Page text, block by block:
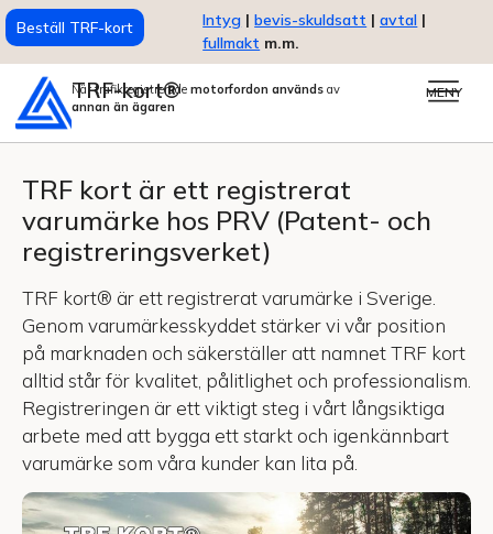
Beställ TRF-kort Intyg | bevis-skuldsatt | avtal |
fullmakt m.m.
TRF-kort®
När trafikregistrerade motorfordon används av
annan än ägaren
MENY
TRF kort är ett registrerat
varumärke hos PRV (Patent- och
registreringsverket)
TRF kort® är ett registrerat varumärke i Sverige.
Genom varumärkesskyddet stärker vi vår position
på marknaden och säkerställer att namnet TRF kort
alltid står för kvalitet, pålitlighet och professionalism.
Registreringen är ett viktigt steg i vårt långsiktiga
arbete med att bygga ett starkt och igenkännbart
varumärke som våra kunder kan lita på.